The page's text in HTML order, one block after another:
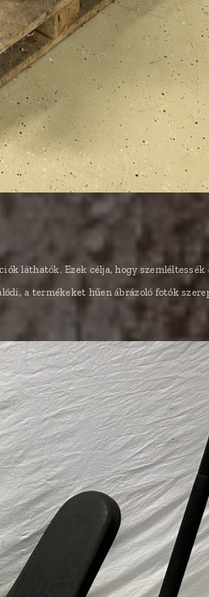
láthatók. Ezek célja, hogy szemléltessék
a termékeket hűen ábrázoló fotók